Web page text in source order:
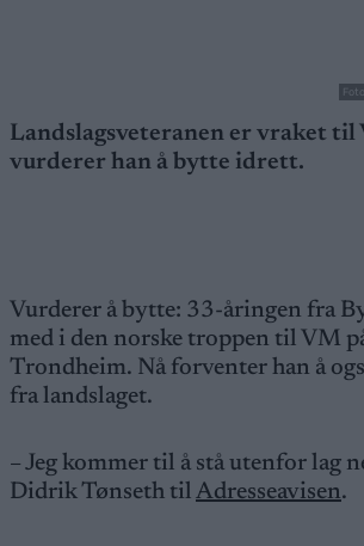
Landslagsveteranen er vraket til
vurderer han å bytte idrett.
Vurderer å bytte: 33-åringen fra
med i den norske troppen til VM
Trondheim. Nå forventer han å
fra landslaget.
– Jeg kommer til å stå utenfor lag
Didrik Tønseth til Adresseavisen.